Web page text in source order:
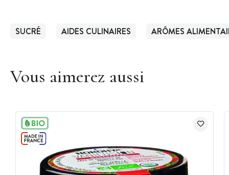
SUCRÉ AIDES CULINAIRES ARÔMES
Vous aimerez aussi